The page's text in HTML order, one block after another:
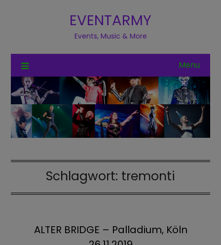
EVENTARMY
Events, Music & More
Menu
Schlagwort: tremonti
ALTER BRIDGE – Palladium, Köln